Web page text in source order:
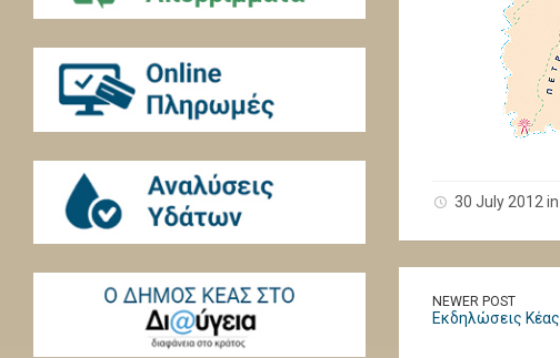
30 July 2012 in
NEWER POST
Εκδηλώσεις Κέας